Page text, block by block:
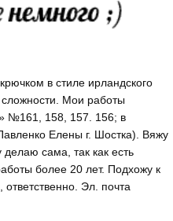
в стиле ирландского
Мои работы
№161, 158, 157. 156; в
Елены г. Шостка). Вяжу
сама, так как есть
более 20 лет. Подхожу к
ответственно. Эл. почта